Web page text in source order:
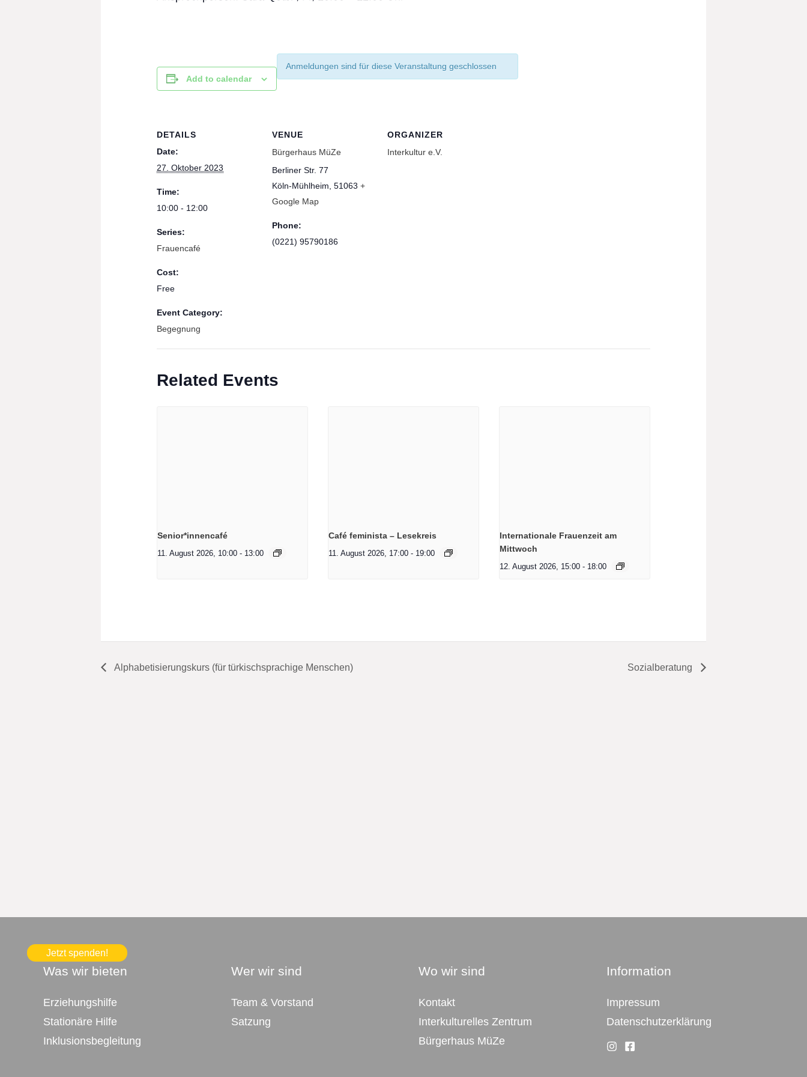
Add to calendar
DETAILS
Date:
27. Oktober 2023
Time:
10:00 - 12:00
Series:
Frauencafé
Cost:
Free
Event Category:
Begegnung
VENUE
Bürgerhaus MüZe
Berliner Str. 77
Köln-Mühlheim 51063 +
Google Map
Phone:
(0221) 95790186
ORGANIZER
Interkultur e.V.
Anmeldungen sind für diese Veranstaltung geschlossen
Related Events
Senior*innencafé
11. August 2026, 10:00 - 13:00
Café feminista – Lesekreis
11. August 2026, 17:00 - 19:00
Internationale Frauenzeit am
Mittwoch
12. August 2026, 15:00 - 18:00
Alphabetisierungskurs (für türkischsprachige Menschen) Sozialberatung
Jetzt spenden!
Was wir bieten
Erziehungshilfe
Stationäre Hilfe
Inklusionsbegleitung
Wer wir sind
Team & Vorstand
Satzung
Wo wir sind
Kontakt
Interkulturelles Zentrum
Bürgerhaus MüZe
Information
Impressum
Datenschutzerklärung